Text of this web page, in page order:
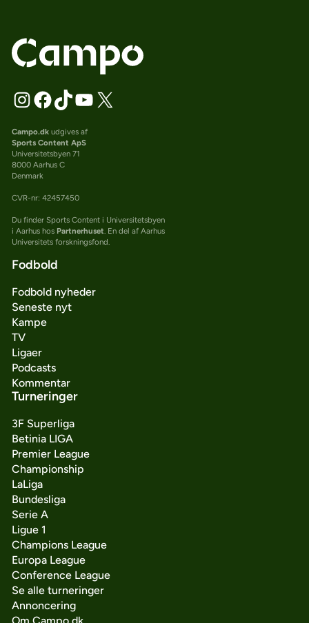
Campo.dkudgives af
Sports Content ApS
Universitetsbyen 71
8000 Aarhus C
Denmark
CVR-nr: 42457450
Du finder Sports Content i Universitetsbyen
i Aarhus hos Partnerhuset. En del af Aarhus
Universitets forskningsfond.
Fodbold
Fodbold nyheder
Seneste nyt
Kampe
TV
Ligaer
Podcasts
Kommentar
Turneringer
3F Superliga
Betinia LIGA
Premier League
Championship
LaLiga
Bundesliga
Serie A
Ligue 1
Champions League
Europa League
Conference League
Se alle turneringer
Annoncering